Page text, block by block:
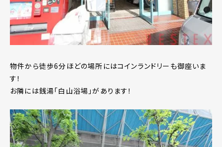
物件から徒歩6分ほどの場所にはコインランドリーも御座いま
す！
お隣には銭湯「白山浴場」があります！